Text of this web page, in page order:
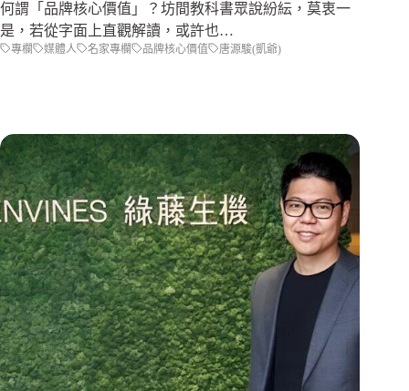
何謂「品牌核心價值」？坊間教科書眾說紛紜，莫衷一
是，若從字面上直觀解讀，或許也…
專欄 媒體人 名家專欄 品牌核心價值 唐源駿(凱爺)